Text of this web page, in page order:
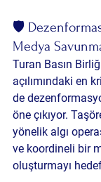
🛡️
Medya
Turan Basın
açılımındaki en
de
öne çıkıyor.
yönelik algı
ve koordineli bir
oluşturmayı